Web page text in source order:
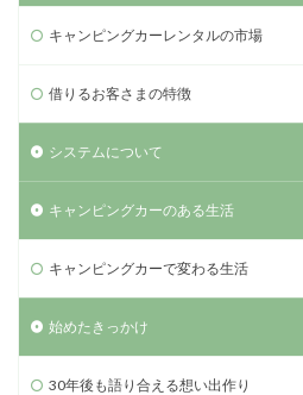
キャンピングカーレンタルの市場
借りるお客さまの特徴
システムについて
キャンピングカーのある生活
キャンピングカーで変わる生活
始めたきっかけ
30年後も語り合える想い出作り